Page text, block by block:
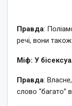
Правда:
речі, вони
Міф: У
Правда:
слово “багато”